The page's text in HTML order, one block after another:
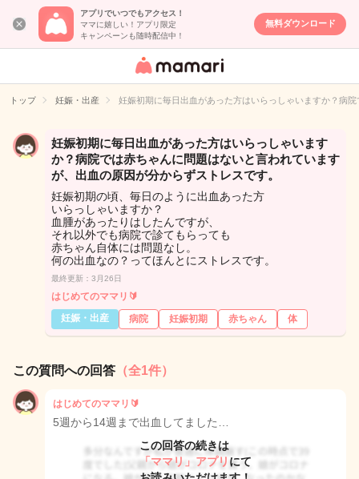
アプリでいつでもアクセス！
ママに嬉しい！アプリ限定
キャンペーンも随時配信中！
無料ダウンロード
女性専用匿名QA
イト
トップ 妊娠・出産 妊娠初期に毎日出血があった方はいらっしゃいますか？病
妊娠初期に毎日出血があった方はいらっしゃいます
か？病院では赤ちゃんに問題はないと言われています
が、出血の原因が分からずストレスです。
妊娠初期の頃、毎日のように出血あった方
いらっしゃいますか？
血腫があったりはしたんですが、
それ以外でも病院で診てもらっても
赤ちゃん自体には問題なし。
何の出血なの？ってほんとにストレスです。
最終更新：3月26日
はじめてのママリ🔰
妊娠・出産
病院 妊娠初期 赤ちゃん 体
この質問への回答 （全1件）
はじめてのママリ🔰
5週から14週まで出血してました…
この回答の続きは
「ママリ」アプリ にて